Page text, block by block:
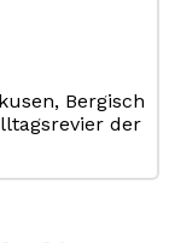
Bergisch
der